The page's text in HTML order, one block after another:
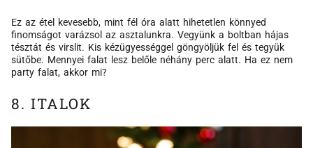
Ez az étel kevesebb, mint fél óra alatt hihetetlen könnyed
finomságot varázsol az asztalunkra. Vegyünk a boltban hájas
tésztát és virslit. Kis kézügyességgel göngyöljük fel és tegyük
sütőbe. Mennyei falat lesz belőle néhány perc alatt. Ha ez nem
party falat, akkor mi?
8. ITALOK